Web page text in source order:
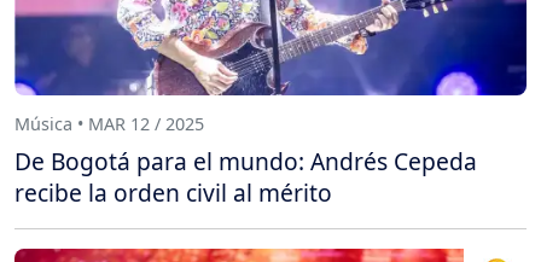
Música • MAR 12 / 2025
De Bogotá para el mundo: Andrés Cepeda
recibe la orden civil al mérito